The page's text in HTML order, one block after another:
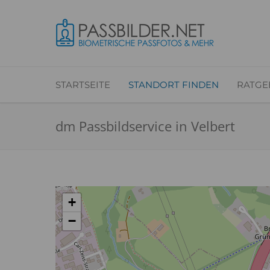
STARTSEITE STANDORT FINDEN
dm Passbildservice in Velbert
+
−